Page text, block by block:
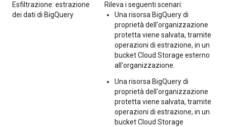
Esfiltrazione: estrazione
dei dati di BigQuery
Rileva i seguenti scenari:
Una risorsa BigQuery di
proprietà dell'organizzazione
protetta viene salvata, tramite
operazioni di estrazione, in un
bucket Cloud Storage esterno
all'organizzazione.
Una risorsa BigQuery di
proprietà dell'organizzazione
protetta viene salvata, tramite
operazioni di estrazione, in un
bucket Cloud Storage